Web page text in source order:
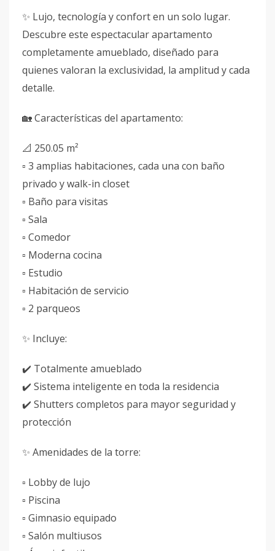
✨ Lujo, tecnología y confort en un solo lugar.
Descubre este espectacular apartamento
completamente amueblado, diseñado para
quienes valoran la exclusividad, la amplitud y cada
detalle.
🏡 Características del apartamento:
📐 250.05 m²
▫️ 3 amplias habitaciones, cada una con baño
privado y walk-in closet
▫️ Baño para visitas
▫️ Sala
▫️ Comedor
▫️ Moderna cocina
▫️ Estudio
▫️ Habitación de servicio
▫️ 2 parqueos
✨ Incluye:
✔️ Totalmente amueblado
✔️ Sistema inteligente en toda la residencia
✔️ Shutters completos para mayor seguridad y
protección
✨ Amenidades de la torre:
▫️ Lobby de lujo
▫️ Piscina
▫️ Gimnasio equipado
▫️ Salón multiusos